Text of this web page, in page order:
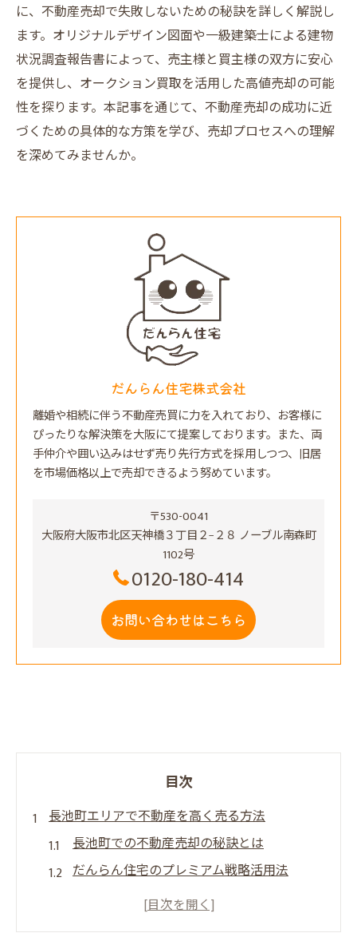
に、不動産売却で失敗しないための秘訣を詳しく解説し
ます。オリジナルデザイン図面や一級建築士による建物
状況調査報告書によって、売主様と買主様の双方に安心
を提供し、オークション買取を活用した高値売却の可能
性を探ります。本記事を通じて、不動産売却の成功に近
づくための具体的な方策を学び、売却プロセスへの理解
を深めてみませんか。
だんらん住宅株式会社
離婚や相続に伴う不動産売買に力を入れており、お客様に
ぴったりな解決策を大阪にて提案しております。また、両
手仲介や囲い込みはせず売り先行方式を採用しつつ、旧居
を市場価格以上で売却できるよう努めています。
〒530-0041
大阪府大阪市北区天神橋３丁目２−２８ ノーブル南森町
1102号
0120-180-414
お問い合わせはこちら
目次
長池町エリアで不動産を高く売る方法
長池町での不動産売却の秘訣とは
だんらん住宅のプレミアム戦略活用法
オリジナルデザイン図面で高値売却